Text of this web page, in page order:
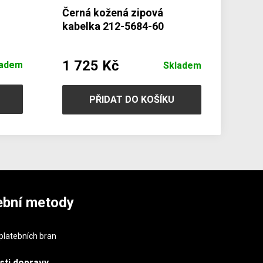
Černá kožená zipová
kabelka 212-5684-60
1 725 Kč Skladem
PŘIDAT DO KOŠÍKU
metody